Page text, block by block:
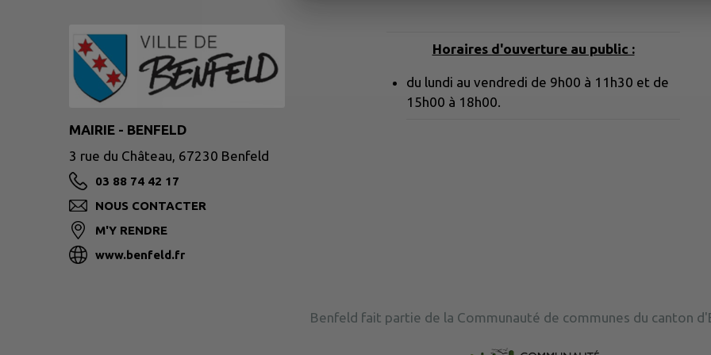
MAIRIE - BENFELD
3 rue du Château, 67230 Benfeld
03 88 74 42 17
NOUS CONTACTER
M'Y RENDRE
www.benfeld.fr
Horaires d'ouverture au public :
du lundi au vendredi de 9h00 à 11h30 et de
15h00 à 18h00.
Benfeld fait partie de la Communauté de communes du canton